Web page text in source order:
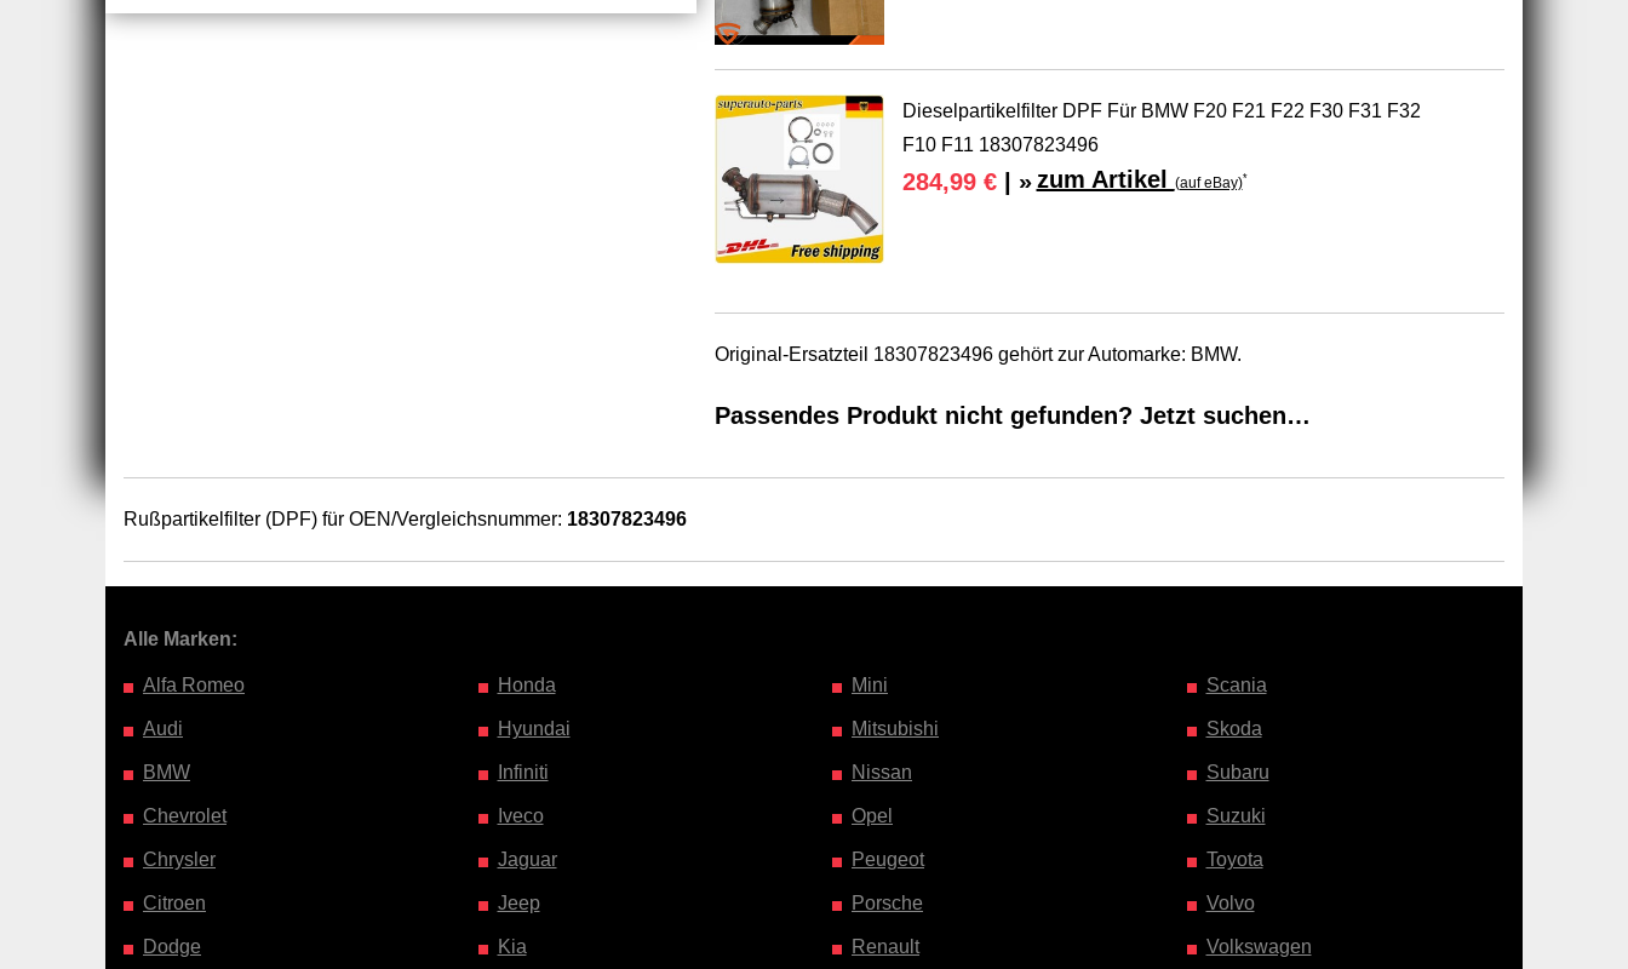
Dieselpartikelfilter DPF Für BMW F20 F21 F22 F30 F31 F32
F10 F11 18307823496
284,99 €| » zum Artikel (auf eBay)*
Original-Ersatzteil 18307823496 gehört zur Automarke: BMW.
Passendes Produkt nicht gefunden? Jetzt suchen…
Rußpartikelfilter (DPF) für OEN/Vergleichsnummer: 18307823496
Alle Marken:
Alfa Romeo
Audi
BMW
Chevrolet
Chrysler
Citroen
Dodge
Honda
Hyundai
Infiniti
Iveco
Jaguar
Jeep
Kia
Mini
Mitsubishi
Nissan
Opel
Peugeot
Porsche
Renault
Scania
Skoda
Subaru
Suzuki
Toyota
Volvo
Volkswagen